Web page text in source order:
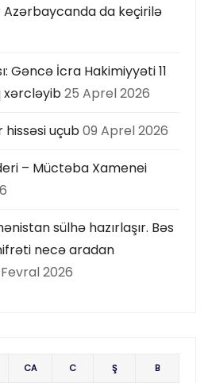
Azərbaycanda da keçirilə
Gəncə İcra Hakimiyyəti 11
xərcləyib25 Aprel 2026
hissəsi uçub09 Aprel 2026
– Müctəba Xamenei
sülhə hazırlaşır. Bəs
necə aradan
2026
CA C Ş B